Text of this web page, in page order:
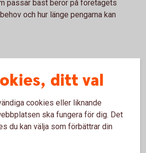
passar bäst beror på företagets
och hur länge pengarna kan
i finansiella instrument innebär
förlora hela eller delar av ditt
Faktablad och informationsbroschyr
Fondlistan
ditt val
cookies eller liknande
ska fungera för dig. Det
du kan välja som förbättrar din